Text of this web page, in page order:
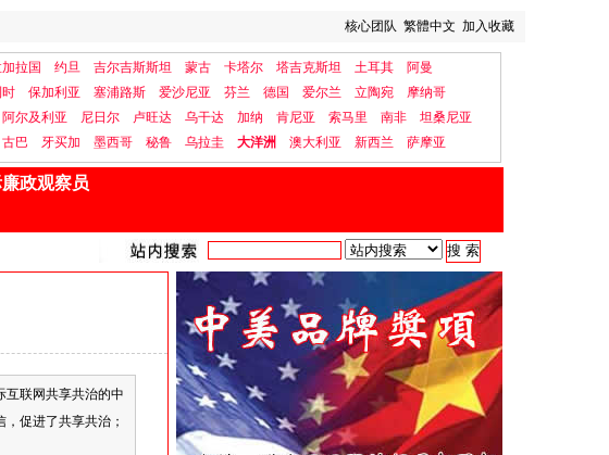
核心团队 繁體中文 加入收藏
拉国 约旦 吉尔吉斯斯坦 蒙古 卡塔尔 塔吉克斯坦 土耳其
阿曼
时 保加利亚 塞浦路斯 爱沙尼亚 芬兰 德国 爱尔兰 立陶宛
摩纳哥
阿尔及利亚 尼日尔 卢旺达 乌干达 加纳 肯尼亚 索马里 南非
坦桑尼亚
古巴 牙买加 墨西哥 秘鲁 乌拉圭 大洋洲 澳大利亚 新西兰 萨摩亚
廉政观察员
互联网共享共治的中
促进了共享共治；